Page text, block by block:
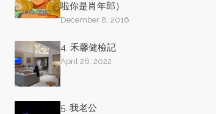
啦你是肖年郎）
December 8, 2016
4. 禾馨健檢記
April 26, 2022
5. 我老公